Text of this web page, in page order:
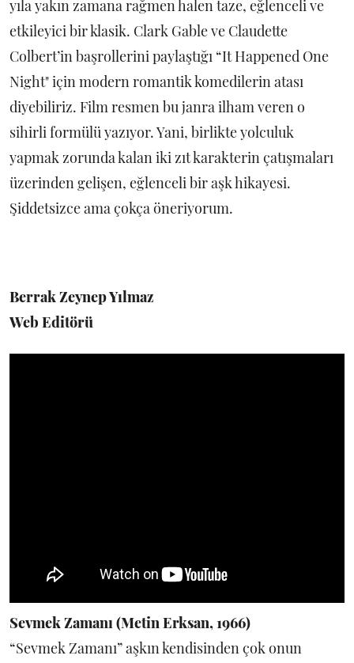
yıla yakın zamana rağmen halen taze, eğlenceli ve
etkileyici bir klasik. Clark Gable ve Claudette
Colbert’in başrollerini paylaştığı “It Happened One
Night" için modern romantik komedilerin atası
diyebiliriz. Film resmen bu janra ilham veren o
sihirli formülü yazıyor. Yani, birlikte yolculuk
yapmak zorunda kalan iki zıt karakterin çatışmaları
üzerinden gelişen, eğlenceli bir aşk hikayesi.
Şiddetsizce ama çokça öneriyorum.
Berrak Zeynep Yılmaz
Web Editörü
Sevmek Zamanı (Metin Erksan, 1966)
“Sevmek Zamanı” aşkın kendisinden çok onun